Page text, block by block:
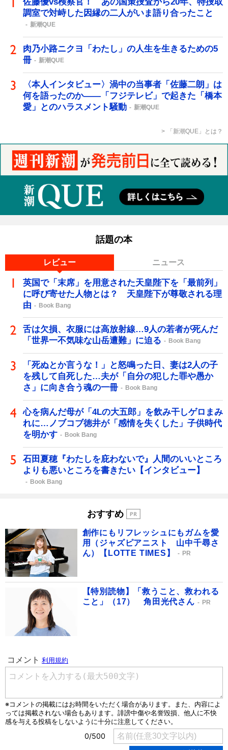
佐藤優vs検察官！ あの国策捜査から20年、特捜取
調室で対峙した因縁の二人がいま語り合ったこと
新潮QUE
肉乃小路ニクヨ「わたし」の人生を生きるための5
冊
新潮QUE
〈本人インタビュー〉渦中の当事者「佐藤二朗」は
何を語ったのか――「フジテレビ」で起きた「橋本
愛」とのハラスメント騒動
新潮QUE
「新潮QUE」とは？
話題の本
レビュー ニュース
英国で「末席」を用意された天皇陛下を「最前列」
に呼び寄せた人物とは？ 天皇陛下が尊敬される理
由
Book Bang
舌は欠損、衣服には高放射線…9人の若者が死んだ
「世界一不気味な山岳遭難」に迫る
Book Bang
「死ぬとか言うな！」と怒鳴った日、妻は2人の子
を残して自死した…夫が「自分の犯した罪や愚か
さ」に向き合う魂の一冊
Book Bang
心を病んだ母が「4Lの大五郎」を飲み干しゲロまみ
れに…ノブコブ徳井が「感情を失くした」子供時代
を明かす
Book Bang
石田夏穂『わたしを庇わないで』人間のいいところ
よりも悪いところを書きたい【インタビュー】
Book Bang
おすすめ
創作にもリフレッシュにもガムを愛
用（ジャズピアニスト 山中千尋さ
ん）【LOTTE TIMES】
PR
【特別読物】「救うこと、救われる
こと」（17） 角田光代さん
PR